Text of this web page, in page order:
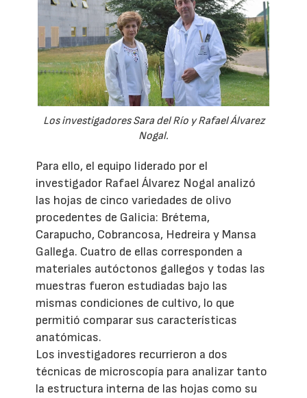
Los investigadores Sara del Río y Rafael Álvarez
Nogal.
Para ello, el equipo liderado por el
investigador Rafael Álvarez Nogal analizó
las hojas de cinco variedades de olivo
procedentes de Galicia: Brétema,
Carapucho, Cobrancosa, Hedreira y Mansa
Gallega. Cuatro de ellas corresponden a
materiales autóctonos gallegos y todas las
muestras fueron estudiadas bajo las
mismas condiciones de cultivo, lo que
permitió comparar sus características
anatómicas.
Los investigadores recurrieron a dos
técnicas de microscopía para analizar tanto
la estructura interna de las hojas como su